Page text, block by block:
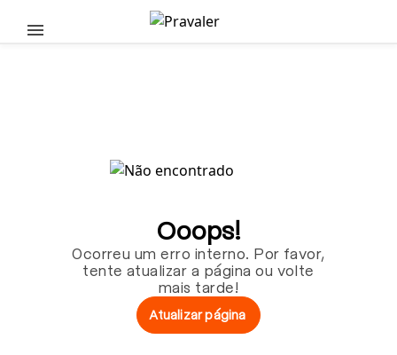
Pular para o conteúdo principal
Ooops!
Ocorreu um erro interno. Por favor,
tente atualizar a página ou volte
mais tarde!
Atualizar página